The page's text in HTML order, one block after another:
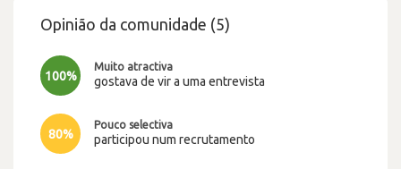
Opinião da comunidade (5)
100%
Muito atractiva
gostava de vir a uma entrevista
80%
Pouco selectiva
participou num recrutamento